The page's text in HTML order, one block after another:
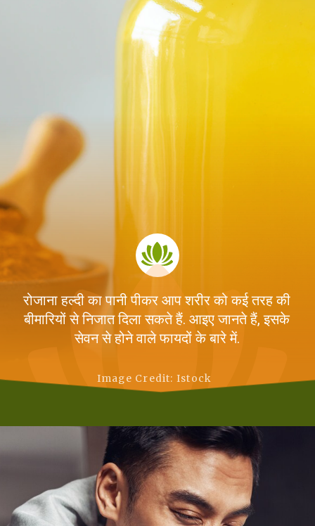
रोजाना हल्दी का पानी पीकर आप शरीर को कई तरह की
बीमारियों से निजात दिला सकते हैं. आइए जानते हैं, इसके
सेवन से होने वाले फायदों के बारे में.
Image Credit: Istock